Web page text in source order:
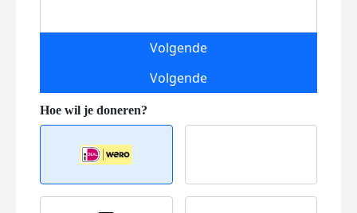
Volgende
Volgende